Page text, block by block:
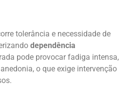
tolerância e necessidade de
dependência
pode provocar fadiga intensa,
o que exige intervenção